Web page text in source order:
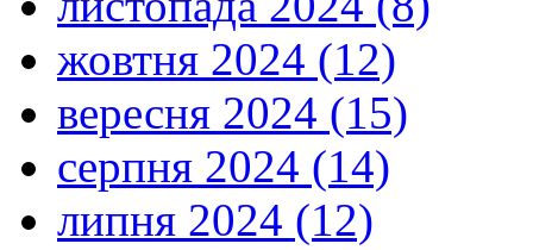
жовтня 2024 (12)
вересня 2024 (15)
серпня 2024 (14)
липня 2024 (12)